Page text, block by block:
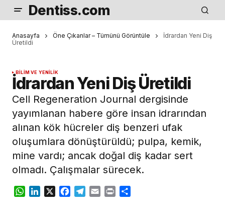
Dentiss.com
Anasayfa Öne Çıkanlar – Tümünü Görüntüle
İdrardan Yeni Diş
Üretildi
BILIM VE YENILIK
İdrardan Yeni Diş Üretildi
Cell Regeneration Journal dergisinde
yayımlanan habere göre insan idrarından
alınan kök hücreler diş benzeri ufak
oluşumlara dönüştürüldü; pulpa, kemik,
mine vardı; ancak doğal diş kadar sert
olmadı. Çalışmalar sürecek.
WhatsApp
LinkedIn
X Facebook
Telegram
Email Print